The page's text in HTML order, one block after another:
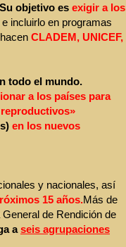
Su objetivo es exigir a los
e incluirlo en programas
CLADEM, UNICEF,
todo el mundo.
a los países para
en los nuevos
y nacionales, así
15 años.Más de
de Rendición de
a seis agrupaciones